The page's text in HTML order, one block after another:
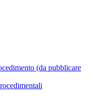
(da pubblicare